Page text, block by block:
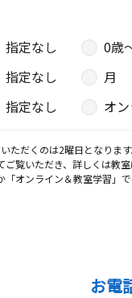
指定なし 0歳
指定なし 月
指定なし オ
ただくのは2曜日となります
覧いただき、詳しくは教
オンライン＆教室学習」
お電